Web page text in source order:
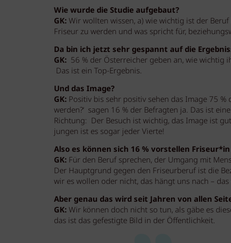
Wie wurde die Studie aufgebaut?
GK: Wir wollten wissen, a) wie wichtig ist der
Friseur zu werden und was spricht für,
Da bin ich jetzt sehr gespannt auf die
GK: 56 % der Österreicher geben an, wie wichtig
Das ist ein Top-Ergebnis.
Und das Image?
GK: Positiv bis sehr positiv sehen das Image 75
werden?‘ sagen 16 % der Befragten ja. Das ist
Richtung: Der Besuch ist wichtig, das Image ist
jungen ist es sogar jeder Vierte!
Also es können sich 16 % vorstellen
GK: Für den Beruf sprechen, der Umgang mit
Der Hauptgrund gegen den Friseurberuf ist die
wir es wollen oder nicht, das hängt uns nach –
Aber genau das wird seit Jahren von allen
GK: Wir können doch nicht so tun, als gäbe es
das ist das gefestigte Bild in der Öffentlichkeit.